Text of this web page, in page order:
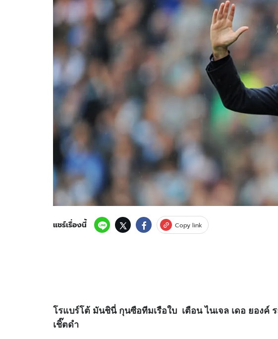
อัปเดตจีน
เช็กข่าวชัวร์
ดาวน์โหลดสนุกแอปฟรี ติดตามสนุกโซเชียลได้ที่
สงวนลิขสิทธิ์ © บริษัท อิมเมจ ฟิวเจอร์ (ประเทศไทย) จำกัด
แชร์เรื่องนี้ Copy link
โรแบร์โต้ มันชินี่ กุนซือทีมเรือใบ เตือน ไนเจล เดอ ยองค์
เชิ๊ตดำ